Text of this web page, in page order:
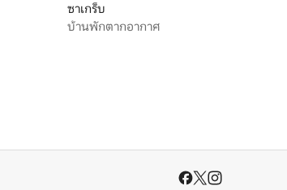
ซาเกร็บ
บ้านพักตากอากาศ